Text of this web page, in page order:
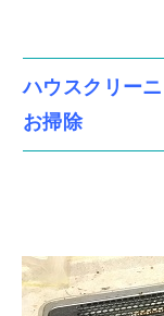
ハウスクリー
お掃除